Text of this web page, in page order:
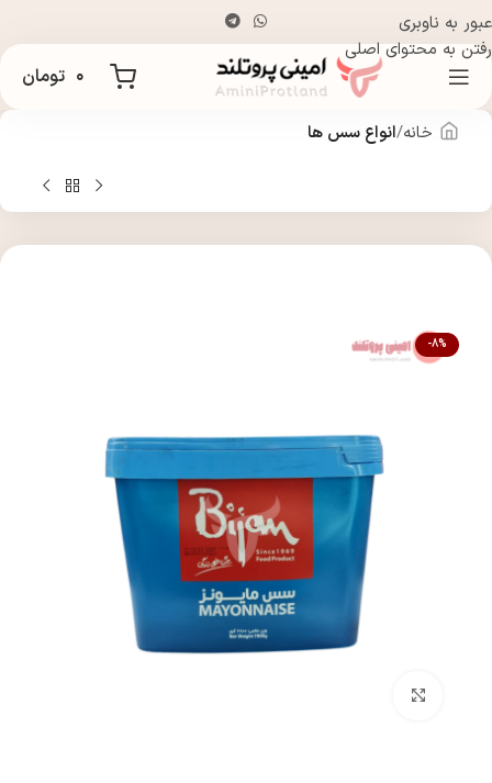
عبور به ناوبری
رفتن به محتوای اصلی
۰ تومان
خانه انواع سس ها
-8%